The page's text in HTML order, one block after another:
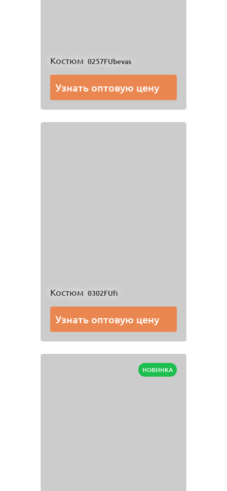
Костюм 0257FUbevas
Узнать оптовую цену
Костюм 0302FUfi
Узнать оптовую цену
НОВИНКА